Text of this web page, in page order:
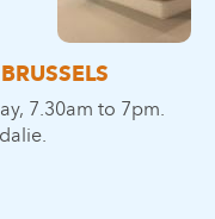
7.30am to 7pm.